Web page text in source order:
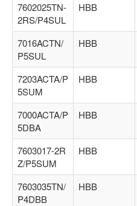
7602025TN-
2RS/P4SUL
HBB
7016ACTN/
P5SUL
HBB
7203ACTA/P
5SUM
HBB
7000ACTA/P
5DBA
HBB
7603017-2R
Z/P5SUM
HBB
7603035TN/
P4DBB
HBB